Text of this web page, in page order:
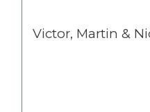
Victor, Martin &